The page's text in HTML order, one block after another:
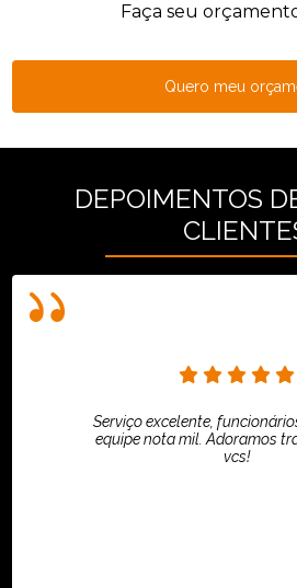
Faça seu
Quero meu
DEPOIMENTOS
Serviço excelente,
equipe nota mil. Adoramos
vcs!